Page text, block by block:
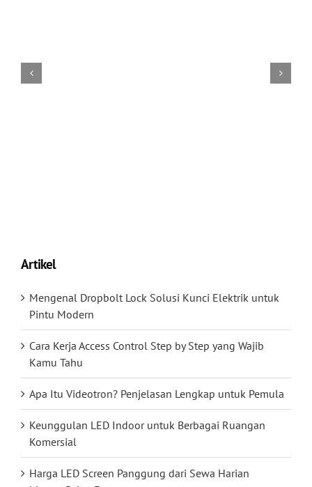
Artikel
Mengenal Dropbolt Lock Solusi Kunci Elektrik untuk
Pintu Modern
Cara Kerja Access Control Step by Step yang Wajib
Kamu Tahu
Apa Itu Videotron? Penjelasan Lengkap untuk Pemula
Keunggulan LED Indoor untuk Berbagai Ruangan
Komersial
Harga LED Screen Panggung dari Sewa Harian